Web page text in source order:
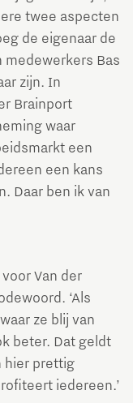
twee aspecten
de eigenaar de
medewerkers Bas
zijn. In
Brainport
waar
een
een kans
Daar ben ik van
Van der
‘Als
ze blij van
beter. Dat geldt
hier prettig
iedereen.’